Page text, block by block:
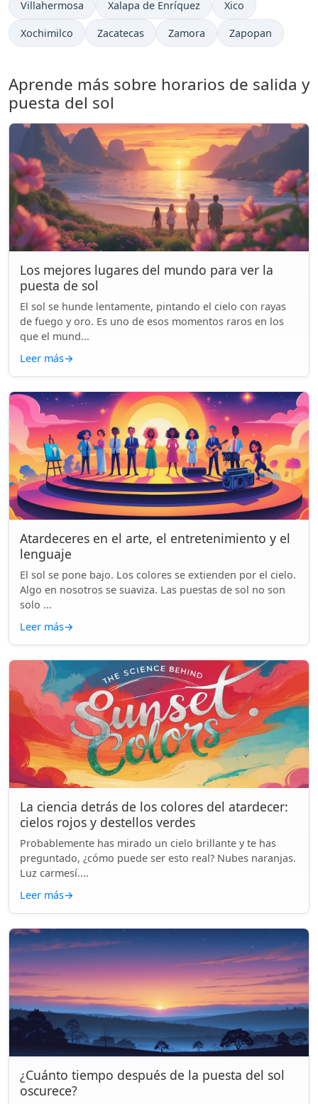
Villahermosa Xalapa de Enríquez Xico
Xochimilco Zacatecas Zamora Zapopan
Aprende más sobre horarios de salida y
puesta del sol
Los mejores lugares del mundo para ver la
puesta de sol
El sol se hunde lentamente, pintando el cielo con rayas
de fuego y oro. Es uno de esos momentos raros en los
que el mund...
Leer más→
Atardeceres en el arte, el entretenimiento y el
lenguaje
El sol se pone bajo. Los colores se extienden por el cielo.
Algo en nosotros se suaviza. Las puestas de sol no son
solo ...
Leer más→
La ciencia detrás de los colores del atardecer:
cielos rojos y destellos verdes
Probablemente has mirado un cielo brillante y te has
preguntado, ¿cómo puede ser esto real? Nubes naranjas.
Luz carmesí....
Leer más→
¿Cuánto tiempo después de la puesta del sol
oscurece?